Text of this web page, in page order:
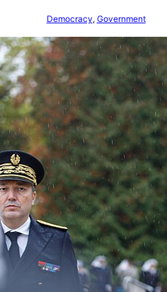
Democracy, Government